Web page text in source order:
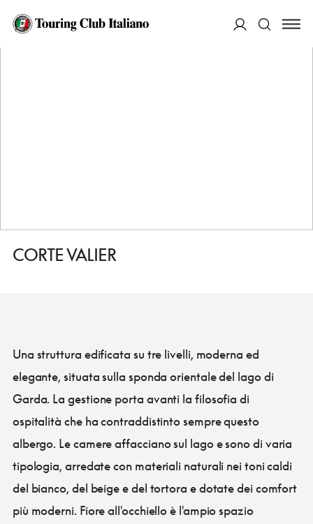
HOME
CORTE VALIER
Una struttura edificata su tre livelli, moderna ed
elegante, situata sulla sponda orientale del lago di
Garda. La gestione porta avanti la filosofia di
ospitalità che ha contraddistinto sempre questo
albergo. Le camere affacciano sul lago e sono di varia
tipologia, arredate con materiali naturali nei toni caldi
del bianco, del beige e del tortora e dotate dei comfort
più moderni. Fiore all'occhiello è l'ampio spazio